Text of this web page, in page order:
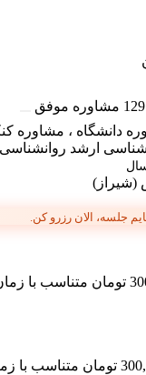
129 مشاوره موفق
دانشگاه ، مشاوره
ارشد روانشناسی
(شیراز)
جلسه، الان رزرو کن.
متناسب با
تومان متناسب با